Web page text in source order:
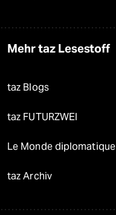
Mehr taz Lesestoff
taz Blogs
taz FUTURZWEI
Le Monde diplomatique
taz Archiv